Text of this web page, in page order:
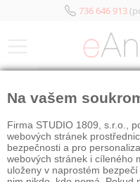
736 646 913
Na vašem
Firma STUDIO 1809, s.r.o.,
webových stránek
bezpečnosti a pro
webových stránek i cíleného
uloženy v naprostém